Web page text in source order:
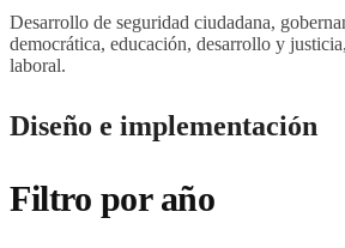
Desarrollo de seguridad ciudadana,
democrática, educación, desarrollo y
laboral.
Diseño e implementación
Filtro por año